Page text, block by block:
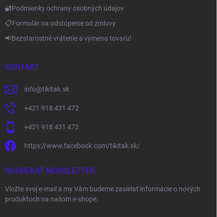
🔐Podmienky ochrany osobných údajov
📋Formulár na odstúpenie od zmluvy
📢Bezstarostné vrátenie a výmena tovaru!
KONTAKT
info@tikitak.sk
+421 918 431 472
+421 918 431 472
https://www.facebook.com/tikitak.sk/
ODOBERAŤ NEWSLETTER
Vložte svoj e-mail a my Vám budeme zasielať informácie o nových
produktoch na našom e-shope.